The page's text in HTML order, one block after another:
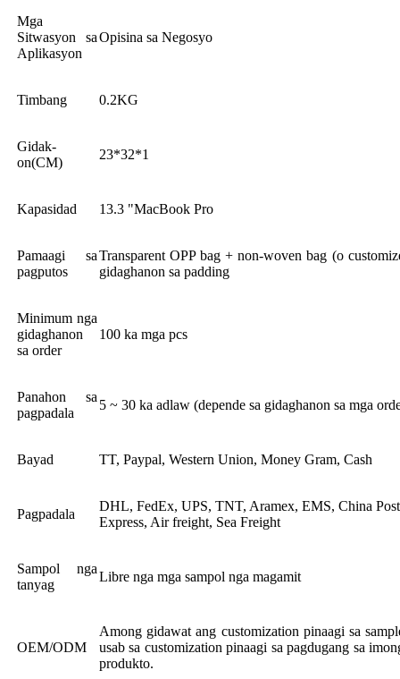
Mga
Sitwasyon sa
Aplikasyon
Opisina sa Negosyo
Timbang 0.2KG
Gidak-
on(CM)
23*32*1
Kapasidad 13.3 "MacBook Pro
Pamaagi sa
pagputos
Transparent OPP bag + non-woven bag (o
gidaghanon sa padding
Minimum nga
gidaghanon
sa order
100 ka mga pcs
Panahon sa
pagpadala
5 ~ 30 ka adlaw (depende sa gidaghanon sa mga
Bayad TT, Paypal, Western Union, Money Gram, Cash
Pagpadala
DHL, FedEx, UPS, TNT, Aramex, EMS, China
Express, Air freight, Sea Freight
Sampol nga
tanyag
Libre nga mga sampol nga magamit
OEM/ODM
Among gidawat ang customization pinaagi sa
usab sa customization pinaagi sa pagdugang sa
produkto.